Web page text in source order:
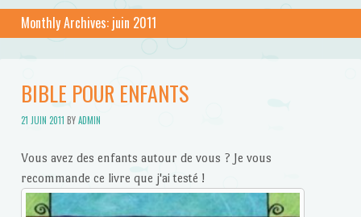
Monthly Archives: juin 2011
BIBLE POUR ENFANTS
21 JUIN 2011 BYADMIN
Vous avez des enfants autour de vous ? Je vous
recommande ce livre que j'ai testé !